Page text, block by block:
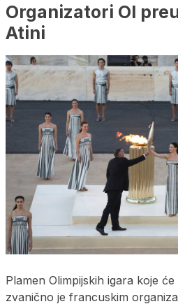
Organizatori OI
Atini
Plamen Olimpijskih igara koje
zvanično je francuskim